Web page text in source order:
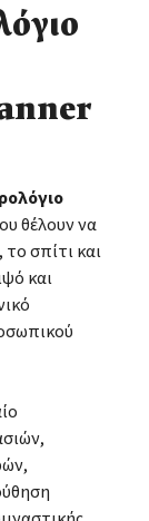
θέλουν να
σπίτι και
και